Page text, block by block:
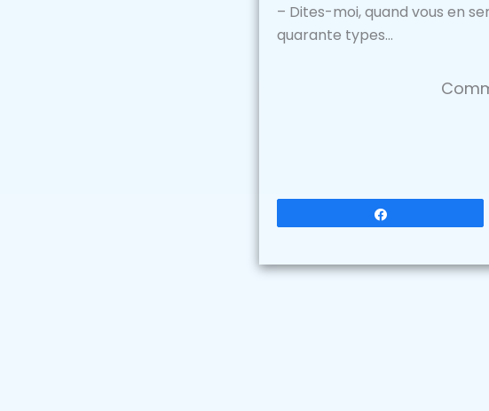
– Dites-moi, quand vous en
quarante types…